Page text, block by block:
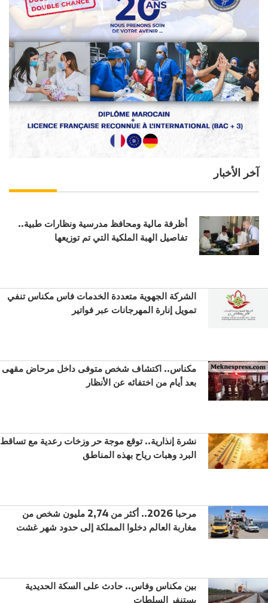
آخر الأخبار
أظرفة مالية ومحافظ مدرسية ونظارات طبية..
تفاصيل الهبة الملكية التي تم توزيعها
الشركة الجهوية متعددة الخدمات فاس مكناس تنفي
تمويل إنارة المهرجانات عبر فواتير
مكناس.. اكتشاف شخص متوفى داخل مرحاض مقهى
بعد أيام من اختفائه عن الأنظار
نشرة إنذارية.. توقع موجة حر وزخات رعدية مع تساقط
البرد وهبات رياح بهذه المناطق
مرحبا 2026.. أكثر من 2,74 مليون شخص من
مغاربة العالم دخلوا المملكة إلى حدود شهر غشت
بين مكناس وفاس.. حادث على السكة الحديدية
يستنفر السلطات